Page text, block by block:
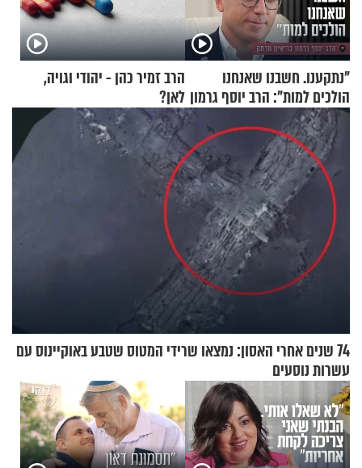
"נתקענו. חשבנו שאנחנו
הולכים למות": הרב יוסף גרמון
בריאיון מרתק
הרב זמיר כהן - יהודי וגויה,
לאן?
74 שנים אחרי האסון: נמצאו שרידי המטוס שטבע באוקיינוס עם
עשרות נוסעים